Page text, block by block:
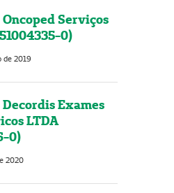
Serviços
0)
de 2019
Exames
LTDA
0)
2020